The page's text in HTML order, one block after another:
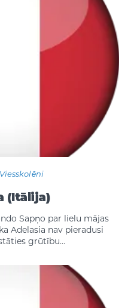
Viesskolēni
(Itālija)
Sapņo par lielu mājas
Adelasia nav pieradusi
grūtību…